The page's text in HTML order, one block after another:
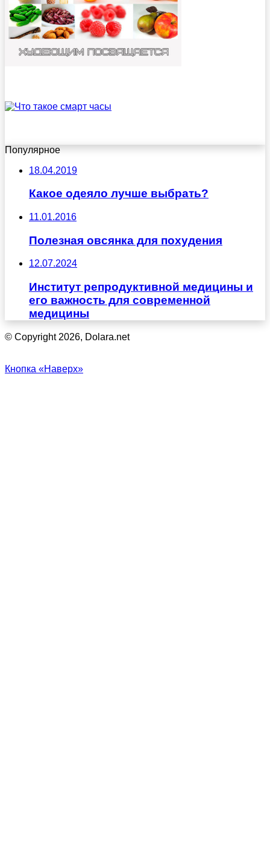
Популярное
18.04.2019
Какое одеяло лучше выбрать?
11.01.2016
Полезная овсянка для похудения
12.07.2024
Институт репродуктивной медицины и
его важность для современной
медицины
© Copyright 2026, Dolara.net
Кнопка «Наверх»